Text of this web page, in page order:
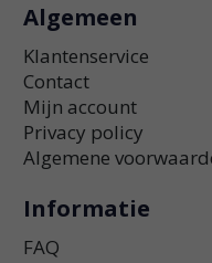
Algemeen
Klantenservice
Contact
Mijn account
Privacy policy
Algemene
Informatie
FAQ